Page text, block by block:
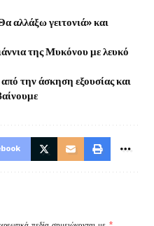
αλλάξω γειτονιά» και
της Μυκόνου με λευκό
την άσκηση εξουσίας και